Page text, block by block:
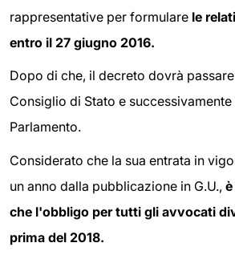
rappresentative per formulare le
entro il 27 giugno 2016.
Dopo di che, il decreto dovrà
Consiglio di Stato e
Parlamento.
Considerato che la sua entrata in
un anno dalla pubblicazione in G.U.,
che l'obbligo per tutti gli avvocati
prima del 2018.